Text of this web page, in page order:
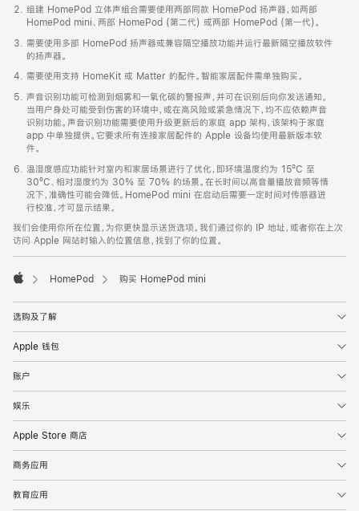
打
开)
组建 HomePod 立体声组合需要使用两部同款 HomePod 扬声器，如两部
HomePod mini、两部 HomePod (第二代) 或两部 HomePod (第一代)。
需要使用多部 HomePod 扬声器或兼容隔空播放功能并运行最新隔空播放软件
的扬声器。
需要使用支持 HomeKit 或 Matter 的配件。智能家居配件需单独购买。
声音识别功能可检测到烟雾和一氧化碳的警报声，并可在识别后向你发送通知。
当用户身处可能受到伤害的环境中，或在高风险或紧急情况下，均不应依赖声音
识别功能。声音识别功能需要使用升级更新后的家庭 app 架构，该架构于家庭
app 中单独提供。它要求所有连接家居配件的 Apple 设备均使用最新版本软
件。
温湿度感应功能针对室内和家居场景进行了优化，即环境温度约为 15ºC 至
30ºC、相对湿度约为 30% 至 70% 的场景。在长时间以高音量播放音频等情
况下，准确性可能会降低。HomePod mini 在启动后需要一定时间对传感器进
行校准，才可显示结果。
我们会使用你所在位置，为你更快显示送货选项。我们通过你的 IP 地址，或者你在上次
访问 Apple 网站时输入的位置信息，找到了你的位置。
HomePod 购买 HomePod mini
选购及了解
Apple 钱包
账户
娱乐
Apple Store 商店
商务应用
教育应用